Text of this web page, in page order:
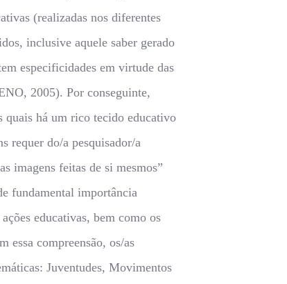
(realizadas nos diferentes
inclusive aquele saber gerado
especificidades em virtude das
2005). Por conseguinte,
quais há um rico tecido educativo
requer do/a pesquisador/a
imagens feitas de si mesmos”
fundamental importância
educativas, bem como os
essa compreensão, os/as
Juventudes, Movimentos